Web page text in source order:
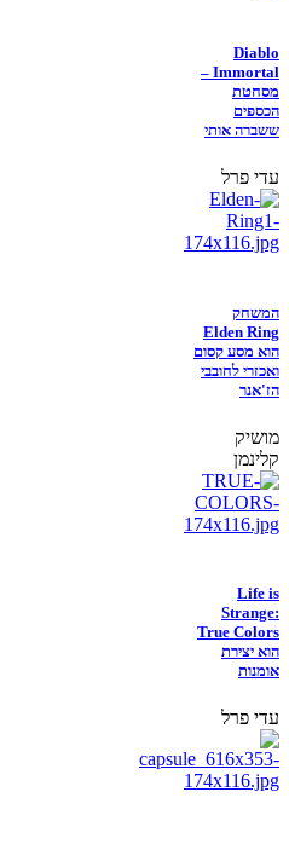
Diablo
Immortal –
מסחטת
הכספים
ששברה אותי
עדי פרל
המשחק
Elden Ring
הוא מסע קסום
ואכזרי לחובבי
הז'אנר
מושיק
קלינמן
Life is
Strange:
True Colors
הוא יצירת
אומנות
עדי פרל